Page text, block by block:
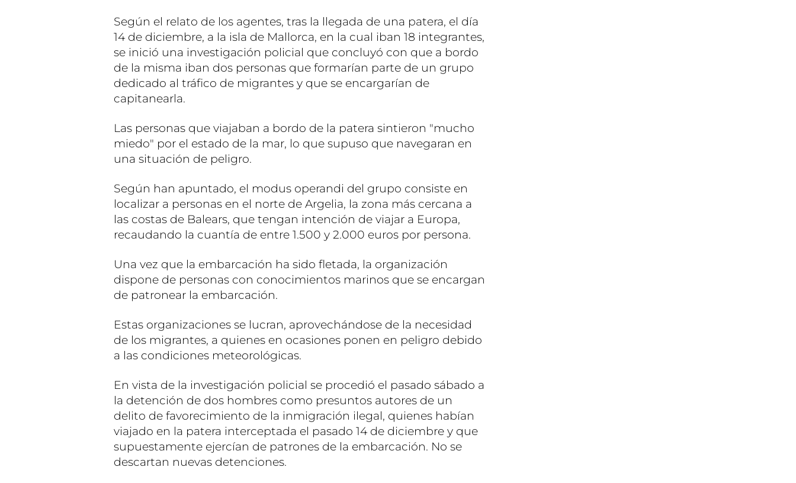
Según el relato de los agentes, tras la llegada de una patera, el día
14 de diciembre, a la isla de Mallorca, en la cual iban 18 integrantes,
se inició una investigación policial que concluyó con que a bordo
de la misma iban dos personas que formarían parte de un grupo
dedicado al tráfico de migrantes y que se encargarían de
capitanearla.
Las personas que viajaban a bordo de la patera sintieron "mucho
miedo" por el estado de la mar, lo que supuso que navegaran en
una situación de peligro.
Según han apuntado, el modus operandi del grupo consiste en
localizar a personas en el norte de Argelia, la zona más cercana a
las costas de Balears, que tengan intención de viajar a Europa,
recaudando la cuantía de entre 1.500 y 2.000 euros por persona.
Una vez que la embarcación ha sido fletada, la organización
dispone de personas con conocimientos marinos que se encargan
de patronear la embarcación.
Estas organizaciones se lucran, aprovechándose de la necesidad
de los migrantes, a quienes en ocasiones ponen en peligro debido
a las condiciones meteorológicas.
En vista de la investigación policial se procedió el pasado sábado a
la detención de dos hombres como presuntos autores de un
delito de favorecimiento de la inmigración ilegal, quienes habían
viajado en la patera interceptada el pasado 14 de diciembre y que
supuestamente ejercían de patrones de la embarcación. No se
descartan nuevas detenciones.